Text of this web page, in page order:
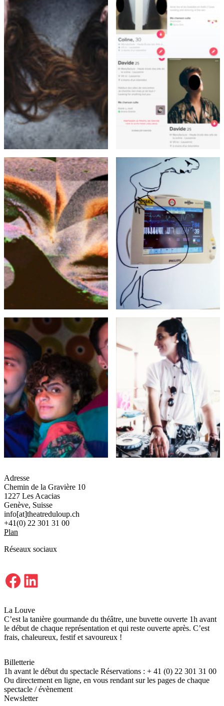
Adresse
Chemin de la Gravière 10
1227 Les Acacias
Genève, Suisse
info[at]theatreduloup.ch
+41(0) 22 301 31 00
Plan
Réseaux sociaux
Facebook LinkedIn
La Louve
C’est la tanière gourmande du théâtre, une buvette ouverte 1h avant
le début de chaque représentation et qui reste ouverte après. C’est
frais, chaleureux, festif et savoureux !
Billetterie
1h avant le début du spectacle Réservations : + 41 (0) 22 301 31 00
Ou directement en ligne, en vous rendant sur les pages de chaque
spectacle / évènement
Newsletter